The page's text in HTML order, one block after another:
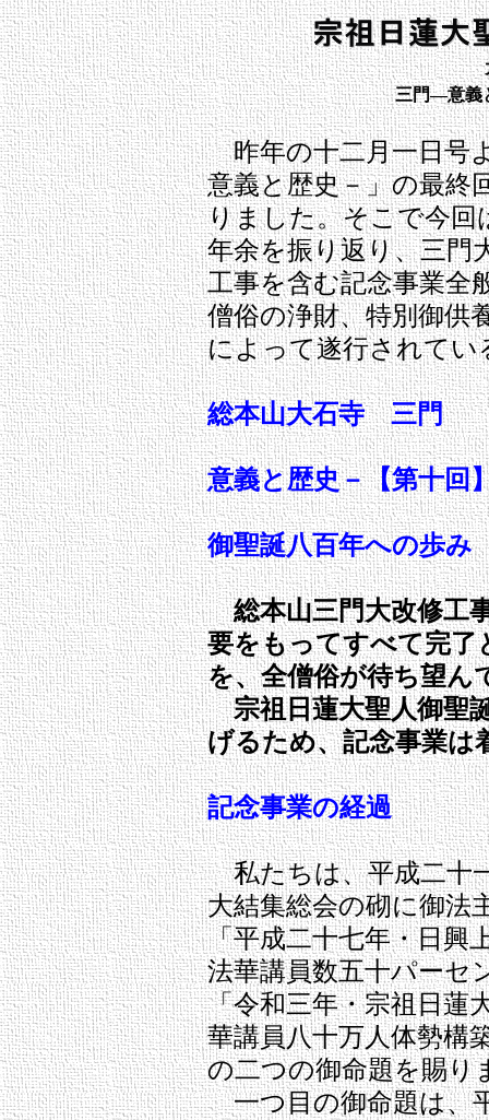
三門―意義
昨年の十二月一日号
意義と歴史－」の最終
りました。そこで今回
年余を振り返り、三門
工事を含む記念事業全
僧俗の浄財、特別御供
によって遂行されて
総本山大石寺 三門
意義と歴史－【第十回
御聖誕八百年への歩み
総本山三門大改修工
要をもってすべて完了
を、全僧俗が待ち望ん
宗祖日蓮大聖人御聖
げるため、記念事業は
記念事業の経過
私たちは、平成二十
大結集総会の砌に御法
「平成二十七年・日興
法華講員数五十パーセ
「令和三年・宗祖日蓮
華講員八十万人体勢構
の二つの御命題を賜り
一つ目の御命題は、